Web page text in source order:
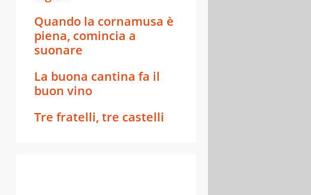
Quando la cornamusa è
piena, comincia a
suonare
La buona cantina fa il
buon vino
Tre fratelli, tre castelli